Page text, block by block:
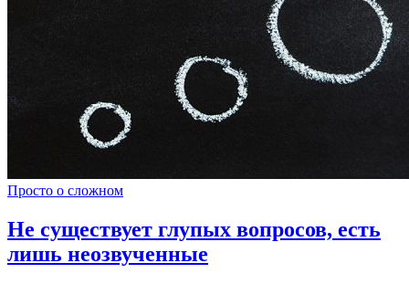
Просто о сложном
Не существует глупых вопросов, есть
лишь неозвученные